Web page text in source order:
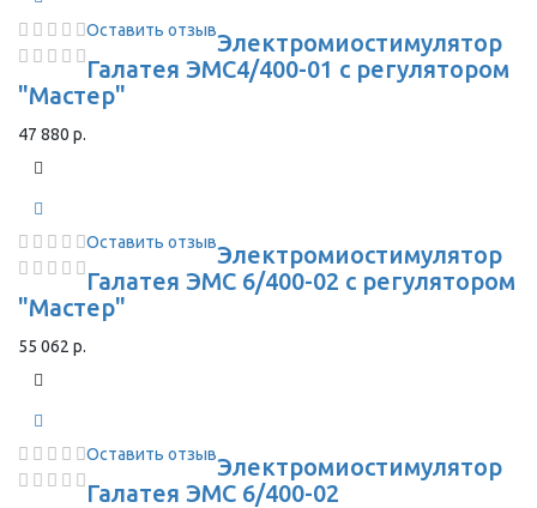
Оставить отзывЭлектромиостимулятор
Галатея ЭМС4/400-01 с регулятором
"Мастер"
47 880 р.
Оставить отзывЭлектромиостимулятор
Галатея ЭМС 6/400-02 с регулятором
"Мастер"
55 062 р.
Оставить отзывЭлектромиостимулятор
Галатея ЭМС 6/400-02